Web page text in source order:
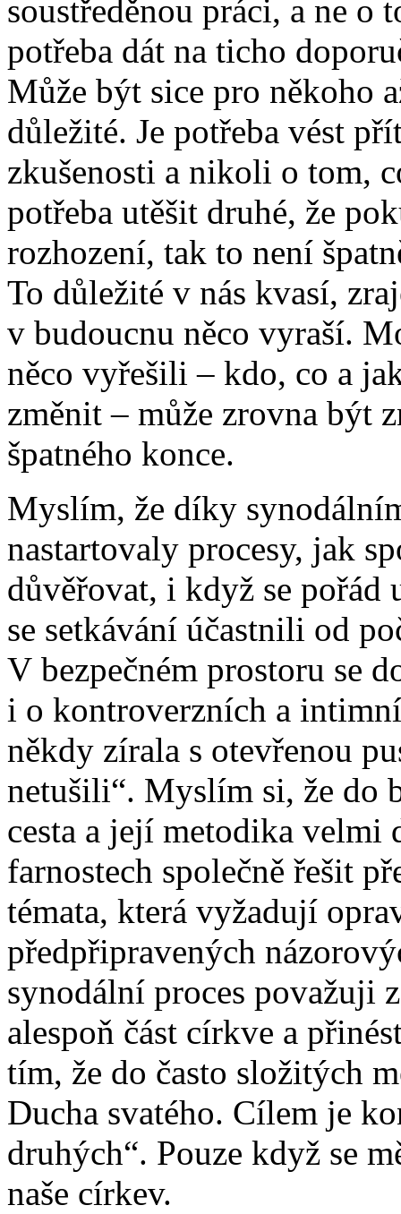
soustředěnou práci, a ne o
potřeba dát na ticho
Může být sice pro někoho
důležité. Je potřeba vést
zkušenosti a nikoli o tom,
potřeba utěšit druhé, že
rozhození, tak to není
To důležité v nás kvasí,
v budoucnu něco vyraší.
něco vyřešili – kdo, co a
změnit – může zrovna být
špatného konce.
Myslím, že díky
nastartovaly procesy, jak
důvěřovat, i když se pořád
se setkávání účastnili od
V bezpečném prostoru se
i o kontroverzních a
někdy zírala s otevřenou
netušili“. Myslím si, že do
cesta a její metodika velmi
farnostech společně řešit
témata, která vyžadují
předpřipravených
synodální proces považuji
alespoň část církve a
tím, že do často složitých
Ducha svatého. Cílem je
druhých“. Pouze když se
naše církev.